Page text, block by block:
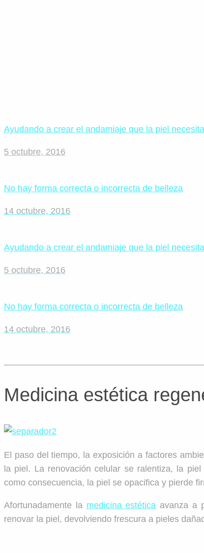
Ayudando a crear el andamiaje que la piel necesita
5 octubre, 2016
No hay forma correcta o incorrecta de belleza
14 octubre, 2016
Ayudando a crear el andamiaje que la piel necesita
5 octubre, 2016
No hay forma correcta o incorrecta de belleza
14 octubre, 2016
Medicina estética
El paso del tiempo, la exposición a factores
la piel. La renovación celular se ralentiza, la
como consecuencia, la piel se opacifica y pierde
Afortunadamente la medicina estética avanza a
renovar la piel, devolviendo frescura a pieles